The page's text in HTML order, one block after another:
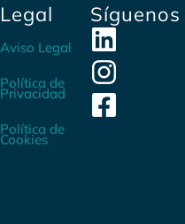
Legal
Aviso Legal
Política de
Privacidad
Política de
Cookies
Síguenos